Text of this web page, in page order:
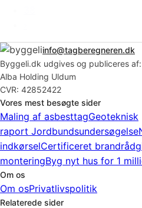
info@tagberegneren.dk
Byggeli.dk udgives og publiceres af:
Alba Holding Uldum
CVR: 42852422
Vores mest besøgte sider
Maling af asbesttagGeoteknisk
raport Jordbundsundersøgelse
indkørselCertificeret
monteringByg nyt hus for 1
Om os
Om osPrivatlivspolitik
Relaterede sider